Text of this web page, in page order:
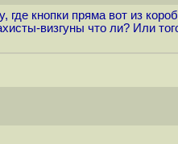
кнопки пряма вот из
визгуны что ли? Или